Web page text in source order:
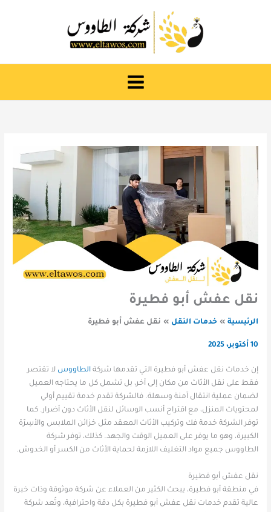
نقل عفش أبو فطيرة
الرئيسية خدمات النقل نقل عفش أبو فطيرة
10 أكتوبر، 2025
إن خدمات نقل عفش أبو فطيرة التي تقدمها شركةالطاووس لا تقتصر
فقط على نقل الأثاث من مكان إلى آخر، بل تشمل كل ما يحتاجه العميل
لضمان عملية انتقال آمنة وسهلة. فالشركة تقدم خدمة تقييم أولي
لمحتويات المنزل، مع اقتراح أنسب الوسائل لنقل الأثاث دون أضرار. كما
توفر الشركة خدمة فك وتركيب الأثاث المعقد مثل خزائن الملابس والأسِرّة
الكبيرة، وهو ما يوفر على العميل الوقت والجهد. كذلك، توفر شركة
الطاووس جميع مواد التغليف اللازمة لحماية الأثاث من الكسر أو الخدوش.
نقل عفش أبو فطيرة
في منطقة أبو فطيرة، يبحث الكثير من العملاء عن شركة موثوقة وذات خبرة
عالية تقدم خدمات نقل عفش أبو فطيرة بكل دقة واحترافية، وتُعد شركة